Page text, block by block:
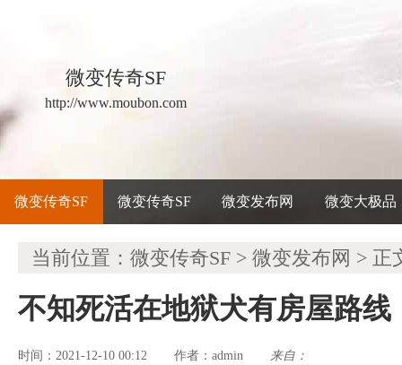
微变传奇SF
http://www.moubon.com
微变传奇SF 微变传奇SF 微变发布网 微变大极品
当前位置： 微变传奇SF > 微变发布网 > 正
不知死活在地狱犬有房屋路线
时间：2021-12-10 00:12 作者： admin 来自：